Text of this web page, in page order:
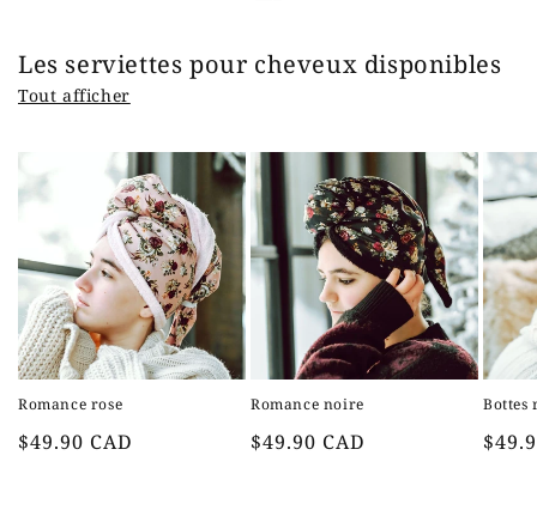
Les serviettes pour cheveux disponibles
Tout afficher
Romance rose
Prix
$49.90 CAD
Romance noire
Prix
$49.90 CAD
Bottes
Prix